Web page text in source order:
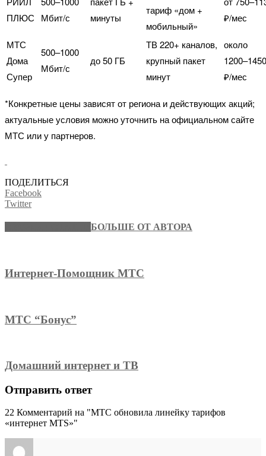
ПЛЮС
Мбит/с
минуты
тариф «дом +
мобильный»
₽/мес
МТС
Дома
Супер
500–1000
Мбит/с
до 50 ГБ
ТВ 220+ каналов,
крупный пакет
минут
около
1200–1450
₽/мес
*Конкретные цены зависят от региона и действующих акций;
актуальные условия можно уточнить на официальном сайте
МТС или у партнеров.
ПОДЕЛИТЬСЯ
Facebook
Twitter
БОЛЬШЕ ОТ АВТОРА
Интернет-Помощник МТС
МТС “Бонус”
Домашний интернет и ТВ
Отправить ответ
22 Комментарий на "МТС обновила линейку тарифов
«интернет MTS»"